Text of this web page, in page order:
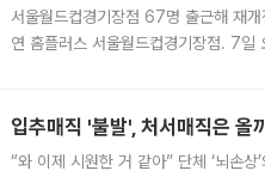
서울월드컵경기장점 67명 출근해 재
연 홈플러스 서울월드컵경기장점. 7일
입추매직 '불발', 처서매직은 올
“와 이제 시원한 거 같아” 단체 ‘뇌손